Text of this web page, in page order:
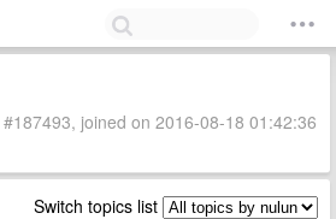
joined on 2016-08-18 01:42:36
Switch topics list